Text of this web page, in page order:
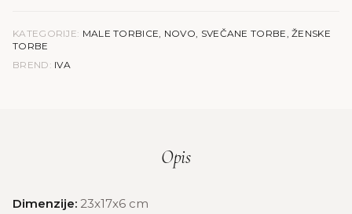
KATEGORIJE: MALE TORBICE, NOVO, SVEČANE TORBE,ŽENSKE
TORBE
BREND: IVA
Opis
Dimenzije: 23x17x6 cm